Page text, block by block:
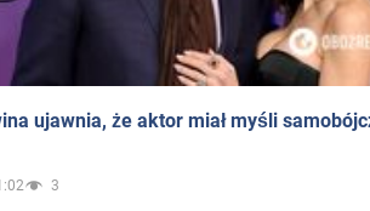
ujawnia, że aktor miał myśli
3